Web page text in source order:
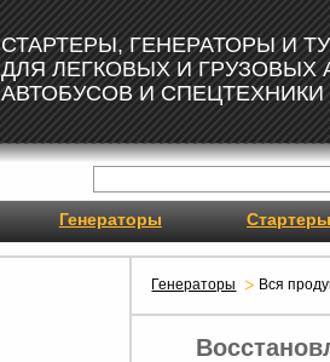
СТАРТЕРЫ, ГЕНЕРАТОРЫ И
ДЛЯ ЛЕГКОВЫХ И ГРУЗОВЫХ
АВТОБУСОВ И СПЕЦТЕХНИКИ
Генераторы Стартеры
Генераторы Вся